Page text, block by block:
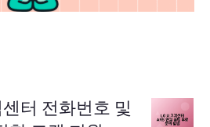
터 전화번호 및